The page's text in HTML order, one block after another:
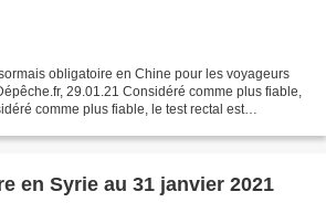
obligatoire en Chine pour les voyageurs
29.01.21 Considéré comme plus fiable,
comme plus fiable, le test rectal est
en Syrie au 31 janvier 2021